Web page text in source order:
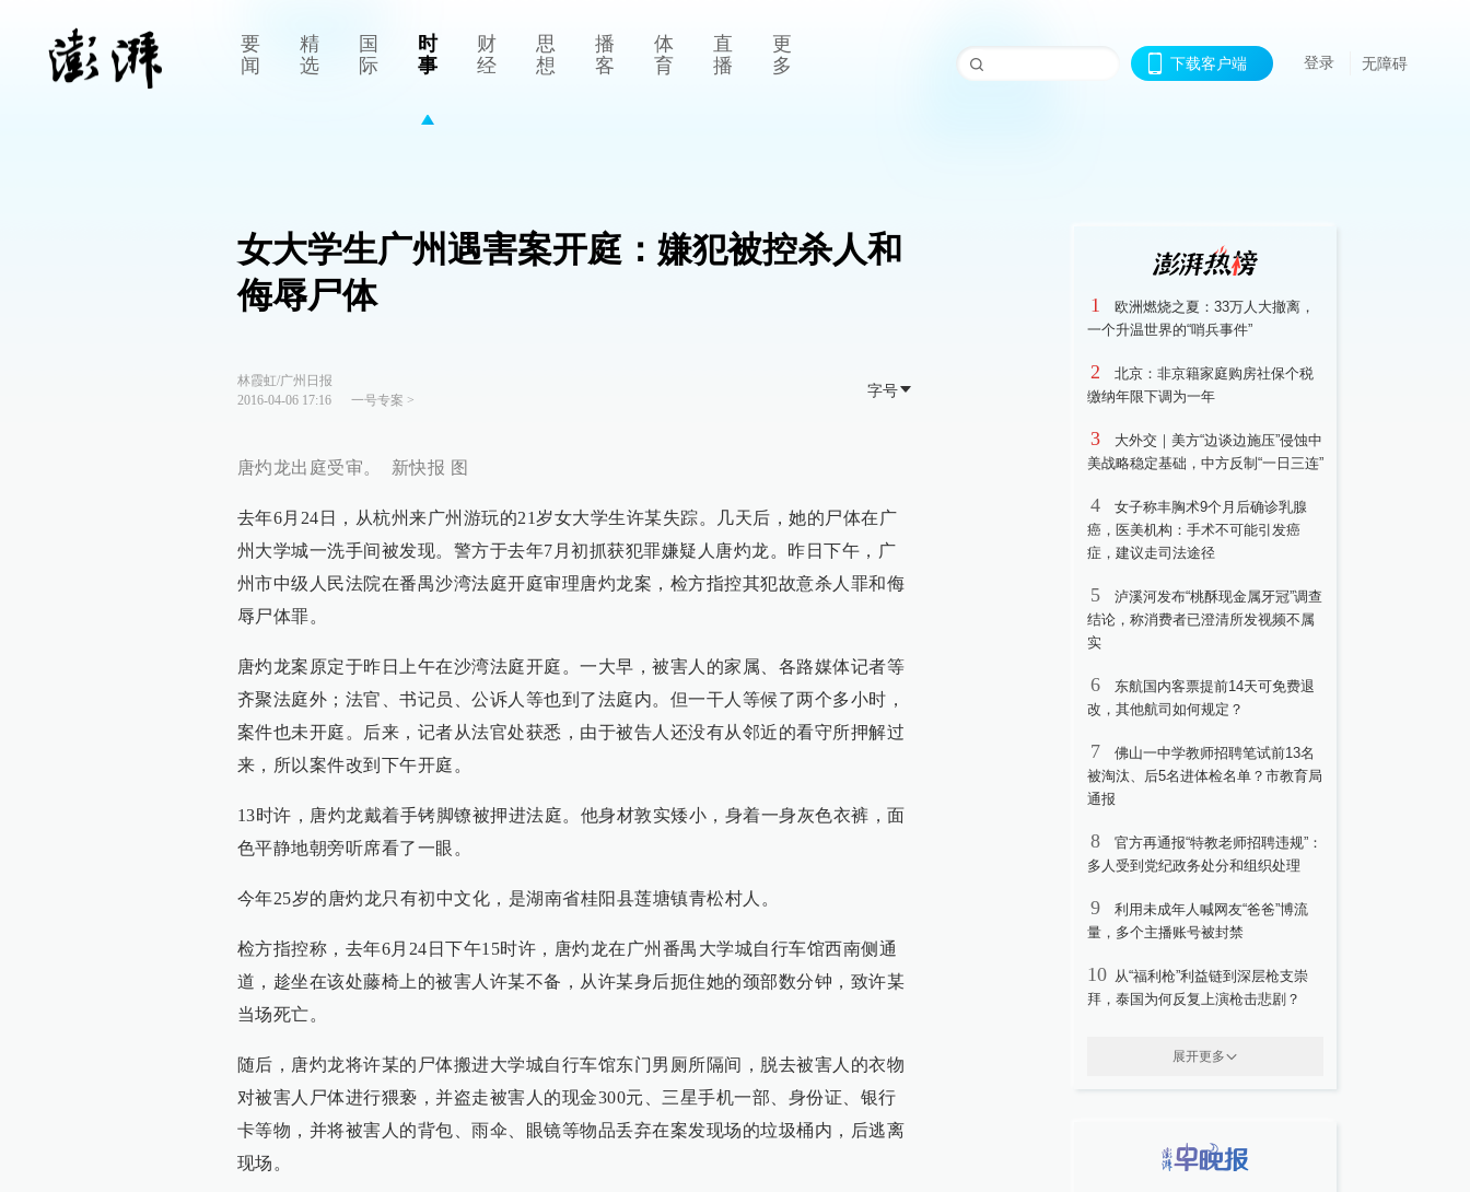
要
闻
精
选
国
际
时
事
财
经
思
想
播
客
体
育
直
播
更
多
下载客户端 登录 无障碍
女大学生广州遇害案开庭：嫌犯被控杀人和
侮辱尸体
林霞虹/广州日报
2016-04-06 17:16
一号专案 >
字号
唐灼龙出庭受审。 新快报 图
去年6月24日，从杭州来广州游玩的21岁女大学生许某失踪。几天后，她的尸体在广
州大学城一洗手间被发现。警方于去年7月初抓获犯罪嫌疑人唐灼龙。昨日下午，广
州市中级人民法院在番禺沙湾法庭开庭审理唐灼龙案，检方指控其犯故意杀人罪和侮
辱尸体罪。
唐灼龙案原定于昨日上午在沙湾法庭开庭。一大早，被害人的家属、各路媒体记者等
齐聚法庭外；法官、书记员、公诉人等也到了法庭内。但一干人等候了两个多小时，
案件也未开庭。后来，记者从法官处获悉，由于被告人还没有从邻近的看守所押解过
来，所以案件改到下午开庭。
13时许，唐灼龙戴着手铐脚镣被押进法庭。他身材敦实矮小，身着一身灰色衣裤，面
色平静地朝旁听席看了一眼。
今年25岁的唐灼龙只有初中文化，是湖南省桂阳县莲塘镇青松村人。
检方指控称，去年6月24日下午15时许，唐灼龙在广州番禺大学城自行车馆西南侧通
道，趁坐在该处藤椅上的被害人许某不备，从许某身后扼住她的颈部数分钟，致许某
当场死亡。
随后，唐灼龙将许某的尸体搬进大学城自行车馆东门男厕所隔间，脱去被害人的衣物
对被害人尸体进行猥亵，并盗走被害人的现金300元、三星手机一部、身份证、银行
卡等物，并将被害人的背包、雨伞、眼镜等物品丢弃在案发现场的垃圾桶内，后逃离
现场。
1
欧洲燃烧之夏：33万人大撤离，
一个升温世界的“哨兵事件”
2
北京：非京籍家庭购房社保个税
缴纳年限下调为一年
3
大外交｜美方“边谈边施压”侵蚀中
美战略稳定基础，中方反制“一日三连”
4
女子称丰胸术9个月后确诊乳腺
癌，医美机构：手术不可能引发癌
症，建议走司法途径
5
泸溪河发布“桃酥现金属牙冠”调查
结论，称消费者已澄清所发视频不属
实
6
东航国内客票提前14天可免费退
改，其他航司如何规定？
7
佛山一中学教师招聘笔试前13名
被淘汰、后5名进体检名单？市教育局
通报
8
官方再通报“特教老师招聘违规”：
多人受到党纪政务处分和组织处理
9
利用未成年人喊网友“爸爸”博流
量，多个主播账号被封禁
10 从“福利枪”利益链到深层枪支崇
拜，泰国为何反复上演枪击悲剧？
展开更多